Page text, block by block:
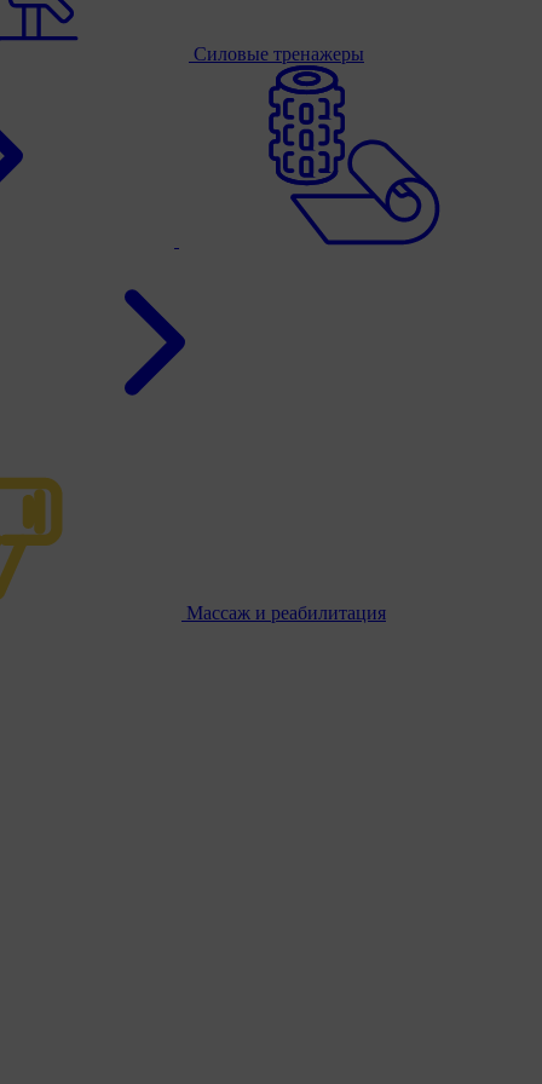
Силовые тренажеры
Массаж и реабилитация